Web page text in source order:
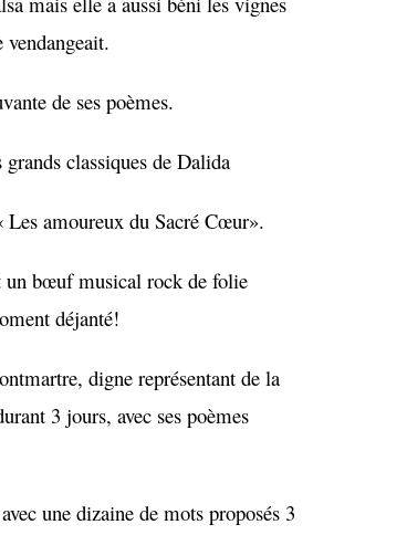
de ses poèmes.
classiques de Dalida
Les amoureux du Sacré Cœur».
un bœuf musical rock de folie
déjanté!
digne représentant de la
3 jours, avec ses poèmes
une dizaine de mots proposés 3